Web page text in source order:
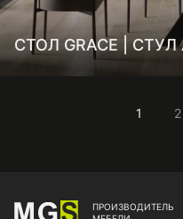
СТОЛ GRACE | СТУЛ
1 2
ПРОИЗВОДИТЕЛЬ